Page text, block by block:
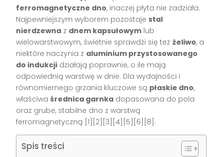
ferromagnetyczne dno, inaczej płyta nie zadziała.
Najpewniejszym wyborem pozostaje stal
nierdzewna z dnem kapsułowym lub
wielowarstwowym, świetnie sprawdzi się też żeliwo, a
niektóre naczynia z aluminium przystosowanego
do indukcji działają poprawnie, o ile mają
odpowiednią warstwę w dnie. Dla wydajności i
równomiernego grzania kluczowe są płaskie dno,
właściwaśrednica garnka dopasowana do pola
oraz grube, stabilne dno z warstwą
ferromagnetyczną [1][2][3][4][5][6][8].
Spis treści